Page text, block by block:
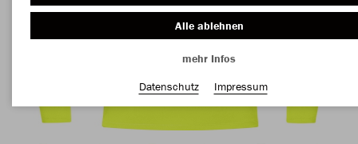
Alle ablehnen
mehr Infos
Datenschutz
Impressum